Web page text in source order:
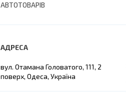
АВТОТОВАРІВ
вул. Отамана Головатого, 111, 2
поверх, Одеса, Україна